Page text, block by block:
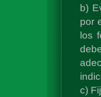
b)
por
los
c)